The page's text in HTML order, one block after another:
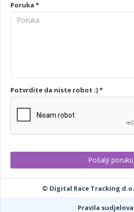
Poruka *
Potvrdite da niste robot :) *
© Digital Race Tracking
Pravila